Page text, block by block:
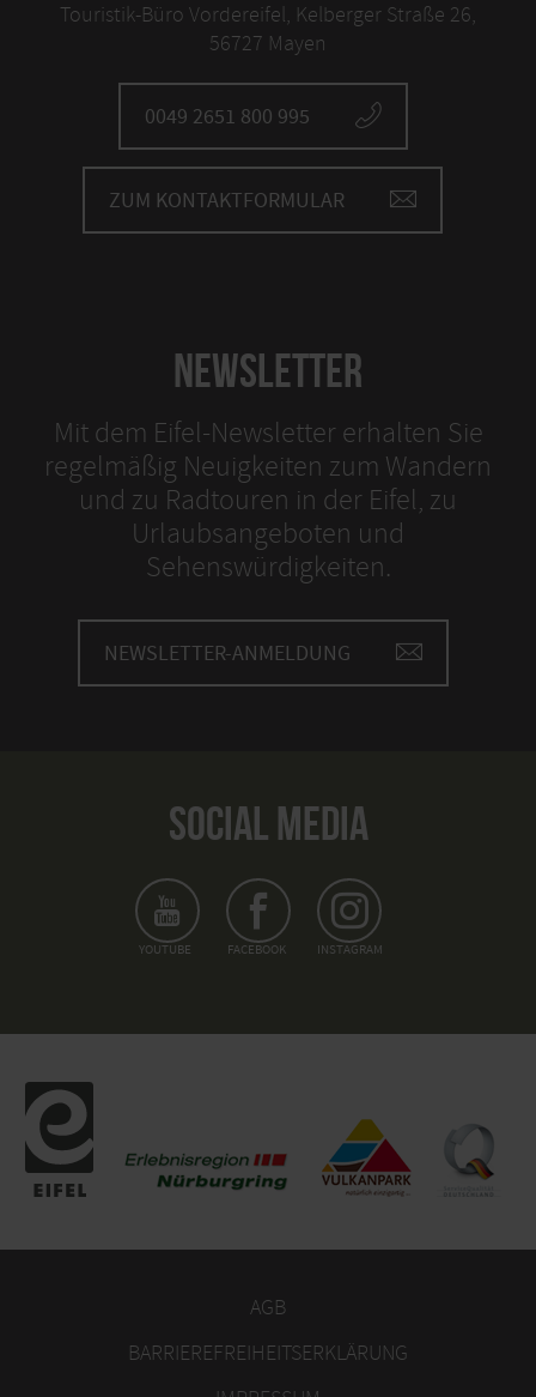
Touristik-Büro Vordereifel, Kelberger Straße 26,
56727 Mayen
0049 2651 800 995
ZUM KONTAKTFORMULAR
NEWSLETTER
Mit dem Eifel-Newsletter erhalten Sie
regelmäßig Neuigkeiten zum Wandern
und zu Radtouren in der Eifel, zu
Urlaubsangeboten und
Sehenswürdigkeiten.
NEWSLETTER-ANMELDUNG
SOCIAL MEDIA
YOUTUBE FACEBOOK INSTAGRAM
AGB
BARRIEREFREIHEITSERKLÄRUNG